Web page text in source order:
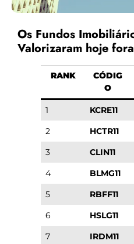
Os Fundos
Valorizaram hoje
RANK
CÓDIG
O
1 KCRE11
2
HCTR11
3
CLIN11
4
BLMG11
5
RBFF11
6
HSLG11
7
IRDM11